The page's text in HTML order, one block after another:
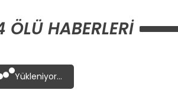
HABERLERI
Yükleniyor...